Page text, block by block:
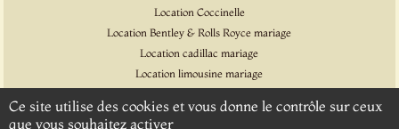
Location Coccinelle
Location Bentley & Rolls Royce mariage
Location cadillac mariage
Location limousine mariage
Location Citroen DS
Ce site utilise des cookies et vous donne le contrôle sur ceux
que vous souhaitez activer